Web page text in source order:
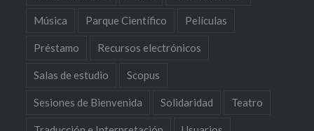
Música Parque Científico Películas
Préstamo Recursos electrónicos
Salas de estudio Scopus
Sesiones de Bienvenida Solidaridad Teatro